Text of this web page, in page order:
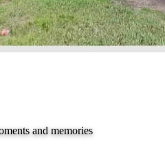
and memories